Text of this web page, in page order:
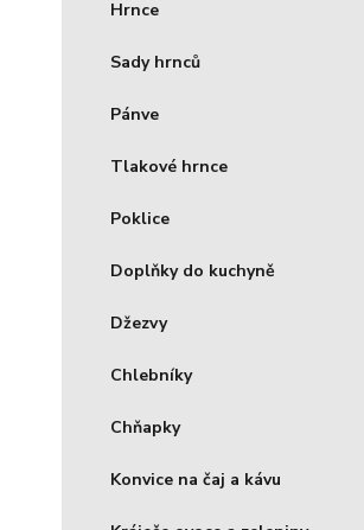
Hrnce
Sady hrnců
Pánve
Tlakové hrnce
Poklice
Doplňky do kuchyně
Džezvy
Chlebníky
Chňapky
Konvice na čaj a kávu